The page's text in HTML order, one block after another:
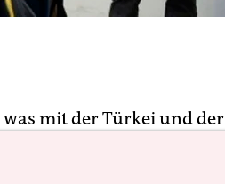
was mit der Türkei und der
Vorschlag des